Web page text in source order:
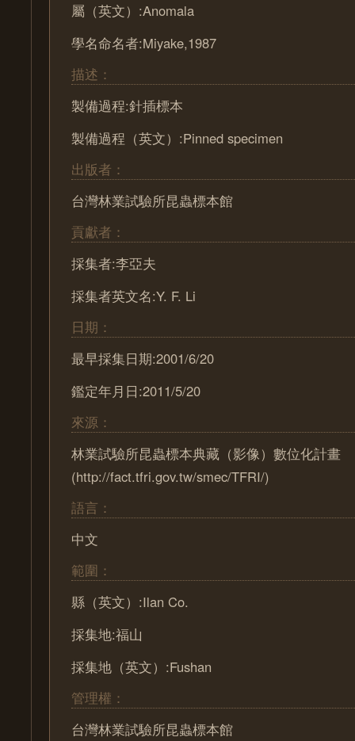
屬（英文）:Anomala
學名命名者:Miyake,1987
描述：
製備過程:針插標本
製備過程（英文）:Pinned specimen
出版者：
台灣林業試驗所昆蟲標本館
貢獻者：
採集者:李亞夫
採集者英文名:Y. F. Li
日期：
最早採集日期:2001/6/20
鑑定年月日:2011/5/20
來源：
林業試驗所昆蟲標本典藏（影像）數位化計畫
(http://fact.tfri.gov.tw/smec/TFRI/)
語言：
中文
範圍：
縣（英文）:Ilan Co.
採集地:福山
採集地（英文）:Fushan
管理權：
台灣林業試驗所昆蟲標本館